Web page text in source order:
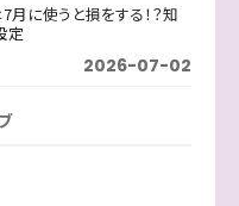
月に使うと損をする！？知
定
2026-07-02